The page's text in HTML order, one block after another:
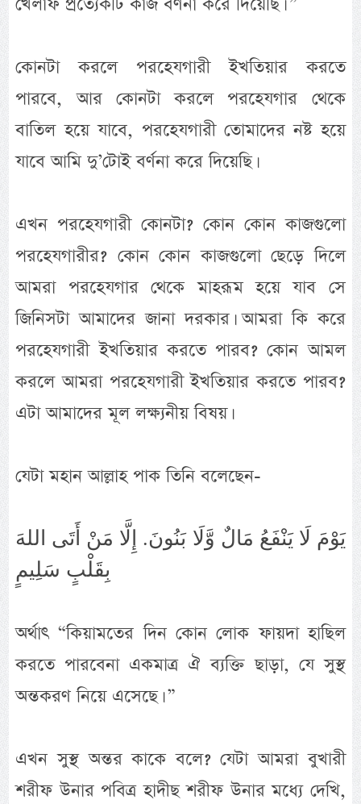
কোনটা করলে পরহেযগারী ইখতিয়ার করতে
পারবে, আর কোনটা করলে পরহেযগার থেকে
বাতিল হয়ে যাবে, পরহেযগারী তোমাদের নষ্ট হয়ে
যাবে আমি দু’টোই বর্ণনা করে দিয়েছি।
এখন পরহেযগারী কোনটা? কোন কোন কাজগুলো
পরহেযগারীর? কোন কোন কাজগুলো ছেড়ে দিলে
আমরা পরহেযগার থেকে মাহরূম হয়ে যাব সে
জিনিসটা আমাদের জানা দরকার। আমরা কি করে
পরহেযগারী ইখতিয়ার করতে পারব? কোন আমল
করলে আমরা পরহেযগারী ইখতিয়ার করতে পারব?
এটা আমাদের মূল লক্ষ্যনীয় বিষয়।
যেটা মহান আল্লাহ পাক তিনি বলেছেন-
يَوْمَ لَا يَنْفَعُ مَالٌ وَّلَا بَنُونَ. إِلَّا مَنْ أَتَى اللهَ
بِقَلْبٍ سَلِيمٍ
অর্থাৎ “কিয়ামতের দিন কোন লোক ফায়দা হাছিল
করতে পারবেনা একমাত্র ঐ ব্যক্তি ছাড়া, যে সুস্থ
অন্তকরণ নিয়ে এসেছে। ”
এখন সুস্থ অন্তর কাকে বলে? যেটা আমরা বুখারী
শরীফ উনার পবিত্র হাদীছ শরীফ উনার মধ্যে দেখি,